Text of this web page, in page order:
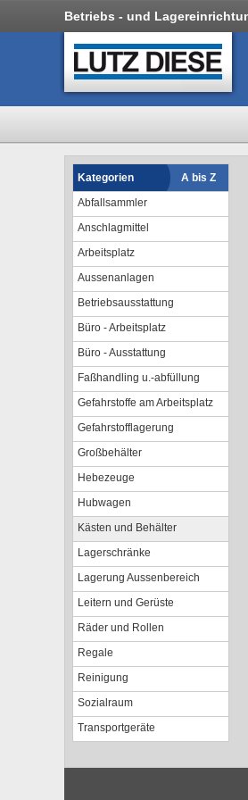
Betriebs - und
Kategorien
A bis Z
Abfallsammler
Anschlagmittel
Arbeitsplatz
Aussenanlagen
Betriebsausstattung
Büro - Arbeitsplatz
Büro - Ausstattung
Faßhandling u.-abfüllung
Gefahrstoffe am Arbeitsplatz
Gefahrstofflagerung
Großbehälter
Hebezeuge
Hubwagen
Kästen und Behälter
Lagerschränke
Lagerung Aussenbereich
Leitern und Gerüste
Räder und Rollen
Regale
Reinigung
Sozialraum
Transportgeräte